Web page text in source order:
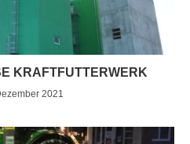
KRAFTFUTTERWERK
2021